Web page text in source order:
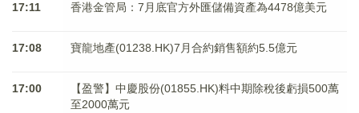
17:11 香港金管局：7月底官方外匯儲備資產為4478億美元
17:08 寶龍地產(01238.HK)7月合約銷售額約5.5億元
17:00
【盈警】中慶股份(01855.HK)料中期除稅後虧損500萬
至2000萬元